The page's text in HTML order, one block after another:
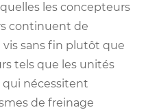
les concepteurs
continuent de
sans fin plutôt que
tels que les unités
qui nécessitent
de freinage